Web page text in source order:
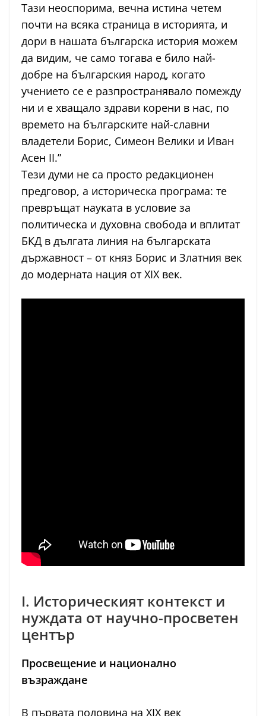
Тази неоспорима, вечна истина четем
почти на всяка страница в историята, и
дори в нашата българска история можем
да видим, че само тогава е било най-
добре на българския народ, когато
учението се е разпространявало помежду
ни и е хващало здрави корени в нас, по
времето на българските най-славни
владетели Борис, Симеон Велики и Иван
Асен II.”
Тези думи не са просто редакционен
предговор, а историческа програма: те
превръщат науката в условие за
политическа и духовна свобода и вплитат
БКД в дългата линия на българската
държавност – от княз Борис и Златния век
до модерната нация от XIX век.
I. Историческият контекст и
нуждата от научно-просветен
център
Просвещение и национално
възраждане
В първата половина на XIX век